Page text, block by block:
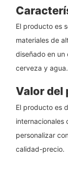
El producto es
materiales de
diseñado en un
cerveza y agua.
Valor del
El producto es
internacionales
personalizar
calidad-precio.